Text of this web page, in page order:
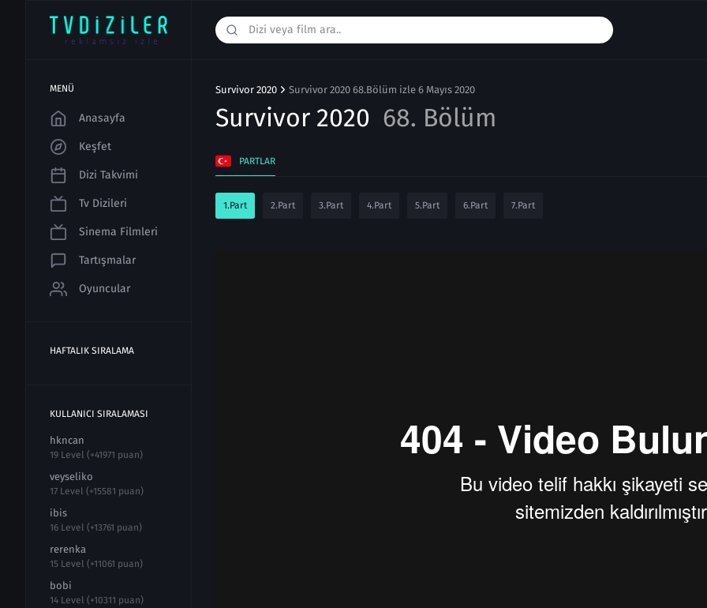
MENÜ
Anasayfa
Keşfet
Dizi Takvimi
Tv Dizileri
Sinema Filmleri
Tartışmalar
Oyuncular
HAFTALIK SIRALAMA
KULLANICI SIRALAMASI
hkncan
19 Level (+41971 puan)
veyseliko
17 Level (+15581 puan)
ibis
16 Level (+13761 puan)
rerenka
15 Level (+11061 puan)
bobi
14 Level (+10311 puan)
Survivor 2020 Survivor 2020 68.Bölüm izle 6 Mayıs 2020
Survivor 2020 68. Bölüm
PARTLAR
1.Part 2.Part 3.Part 4.Part 5.Part 6.Part 7.Part